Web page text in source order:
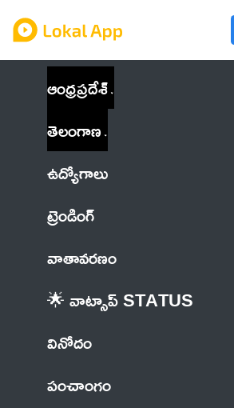
ఆంధ్రప్రదేశ్
తెలంగాణ
ఉద్యోగాలు
ట్రెండింగ్
వాతావరణం
🌟 వాట్సాప్ STATUS
వినోదం
పంచాంగం